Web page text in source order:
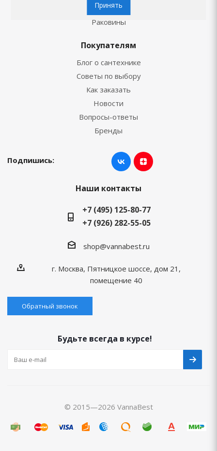
Унитазы
Раковины
Покупателям
Блог о сантехнике
Советы по выбору
Как заказать
Новости
Вопросы-ответы
Бренды
Подпишись:
Наши контакты
+7 (495) 125-80-77
+7 (926) 282-55-05
shop@vannabest.ru
г. Москва, Пятницкое шоссе, дом 21,
помещение 40
Обратный звонок
Будьте всегда в курсе!
© 2015—2026 VannaBest
Принять